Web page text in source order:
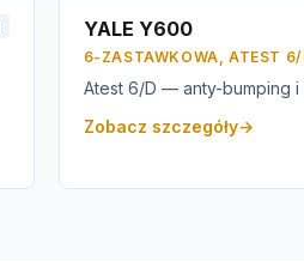
YALE Y600
6-ZASTAWKOWA, ATEST 6/
Atest 6/D — anty-bumping
Zobacz szczegóły→